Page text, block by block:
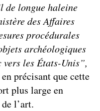
de longue haleine
des Affaires
procédurales
archéologiques
les États-Unis”,
précisant que cette
plus large en
l’art.